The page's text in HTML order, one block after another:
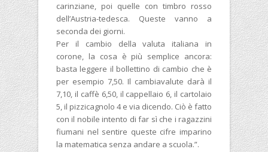
carinziane, poi quelle con timbro rosso
dell’Austria-tedesca. Queste vanno a
seconda dei giorni.
Per il cambio della valuta italiana in
corone, la cosa è più semplice ancora:
basta leggere il bollettino di cambio che è
per esempio 7,50. Il cambiavalute darà il
7,10, il caffè 6,50, il cappellaio 6, il cartolaio
5, il pizzicagnolo 4 e via dicendo. Ciò è fatto
con il nobile intento di far sì che i ragazzini
fiumani nel sentire queste cifre imparino
la matematica senza andare a scuola.”.